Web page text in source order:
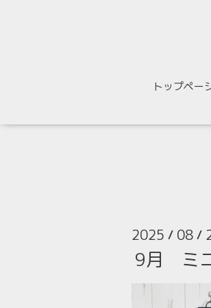
トップペー
2025 / 08 /
9月 ミ